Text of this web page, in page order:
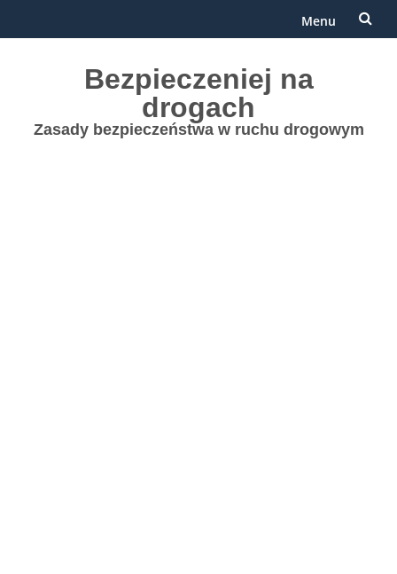
Menu
Bezpieczeniej na
drogach
Zasady bezpieczeństwa w ruchu drogowym